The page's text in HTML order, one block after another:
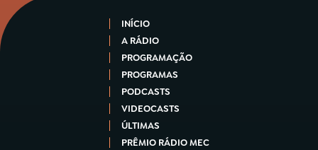
INÍCIO
A RÁDIO
PROGRAMAÇÃO
PROGRAMAS
PODCASTS
VIDEOCASTS
ÚLTIMAS
PRÊMIO RÁDIO MEC